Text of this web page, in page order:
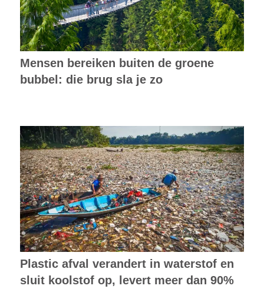
Mensen bereiken buiten de groene
bubbel: die brug sla je zo
Plastic afval verandert in waterstof en
sluit koolstof op, levert meer dan 90%